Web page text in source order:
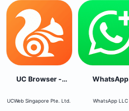
UC Browser -
UCWeb Singapore Pte. Ltd.
WhatsApp
WhatsApp LLC